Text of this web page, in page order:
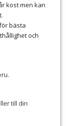
kost men kan
bästa
och
till din